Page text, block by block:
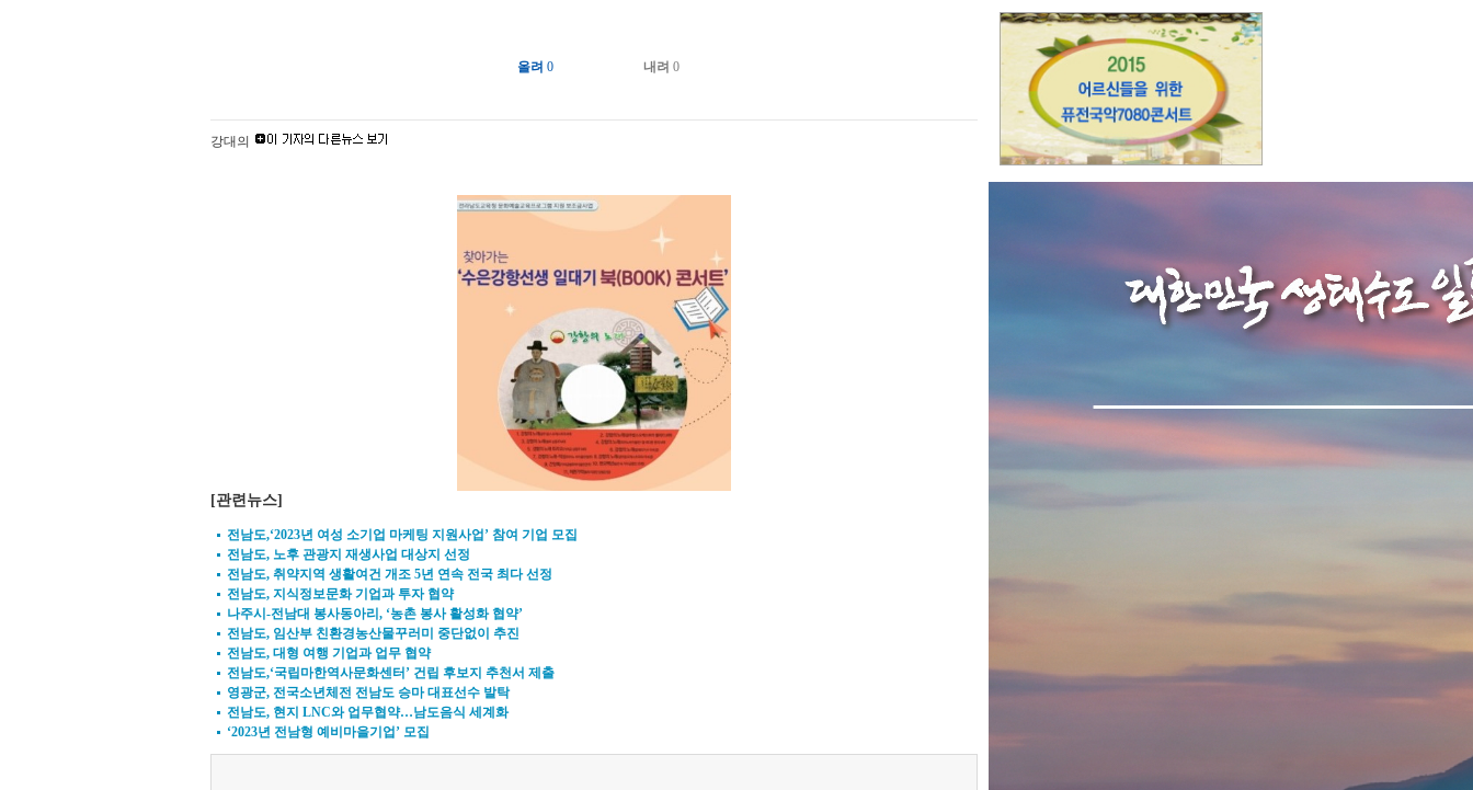
올려 0 내려 0
강대의
[관련뉴스]
전남도,‘2023년 여성 소기업 마케팅 지원사업’ 참여 기업 모집
전남도, 노후 관광지 재생사업 대상지 선정
전남도, 취약지역 생활여건 개조 5년 연속 전국 최다 선정
전남도, 지식정보문화 기업과 투자 협약
나주시-전남대 봉사동아리, ‘농촌 봉사 활성화 협약’
전남도, 임산부 친환경농산물꾸러미 중단없이 추진
전남도, 대형 여행 기업과 업무 협약
전남도,‘국립마한역사문화센터’ 건립 후보지 추천서 제출
영광군, 전국소년체전 전남도 승마 대표선수 발탁
전남도, 현지 LNC와 업무협약…남도음식 세계화
‘2023년 전남형 예비마을기업’ 모집